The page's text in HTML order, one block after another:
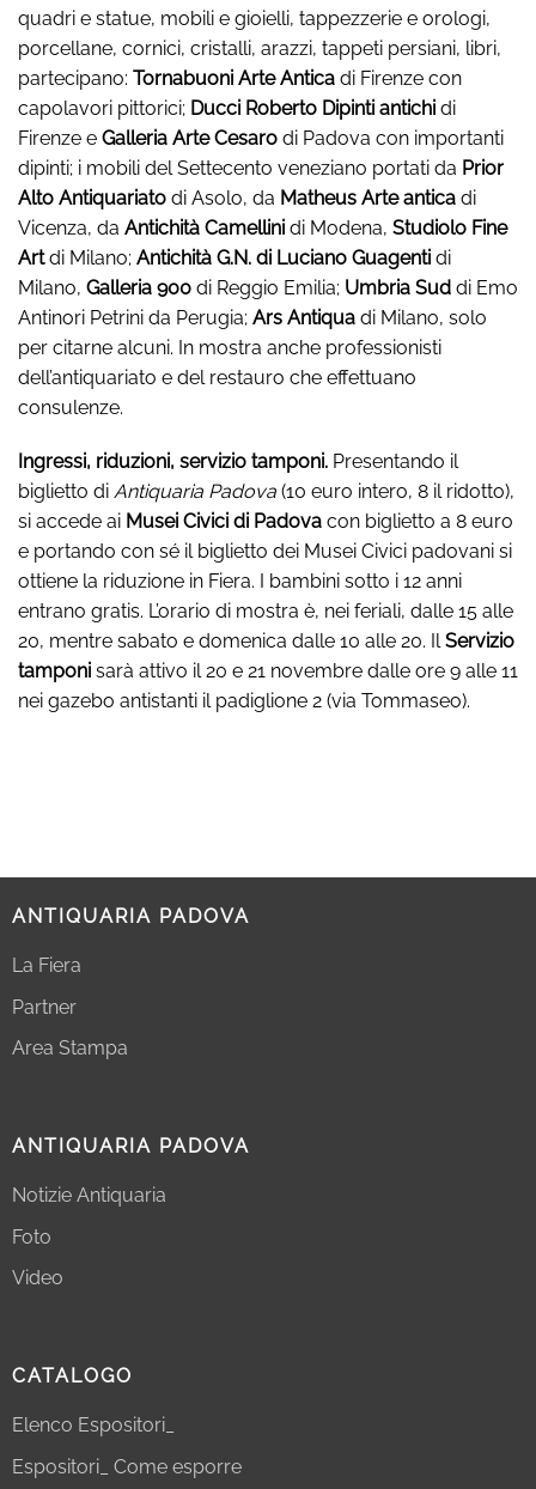
quadri e statue, mobili e gioielli, tappezzerie e orologi,
porcellane, cornici, cristalli, arazzi, tappeti persiani, libri,
partecipano: Tornabuoni Arte Antica di Firenze con
capolavori pittorici; Ducci Roberto Dipinti antichi di
Firenze e Galleria Arte Cesaro di Padova con importanti
dipinti; i mobili del Settecento veneziano portati da Prior
Alto Antiquariato di Asolo, da Matheus Arte antica di
Vicenza, da Antichità Camellini di Modena, Studiolo Fine
Artdi Milano; Antichità G.N. di Luciano Guagenti di
Milano, Galleria 900 di Reggio Emilia; Umbria Sud di Emo
Antinori Petrini da Perugia; Ars Antiqua di Milano, solo
per citarne alcuni. In mostra anche professionisti
dell’antiquariato e del restauro che effettuano
consulenze.
Ingressi, riduzioni, servizio tamponi. Presentando il
biglietto di Antiquaria Padova (10 euro intero, 8 il ridotto),
si accede ai Musei Civici di Padova con biglietto a 8 euro
e portando con sé il biglietto dei Musei Civici padovani si
ottiene la riduzione in Fiera. I bambini sotto i 12 anni
entrano gratis. L’orario di mostra è, nei feriali, dalle 15 alle
20, mentre sabato e domenica dalle 10 alle 20. IlServizio
tamponi sarà attivo il 20 e 21 novembre dalle ore 9 alle 11
nei gazebo antistanti il padiglione 2 (via Tommaseo).
ANTIQUARIA PADOVA
La Fiera
Partner
Area Stampa
ANTIQUARIA PADOVA
Notizie Antiquaria
Foto
Video
CATALOGO
Elenco Espositori_
Espositori_ Come esporre